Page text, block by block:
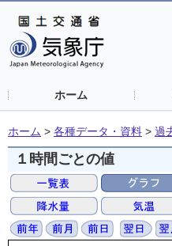
ホーム
ホーム > 各種データ・資料 > 過
１時間ごとの値